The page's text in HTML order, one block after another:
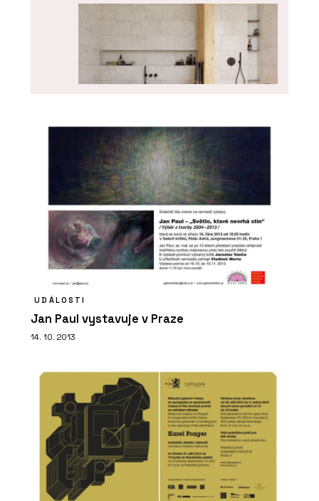
PRODUKTY
Série keramických obkladů PINO -
RAKO
Plzeňské nádraží prošlo rekonstrukcí
a stává se moderním dopravním uzlem
UDÁLOSTI
Jan Paul vystavuje v Praze
14. 10. 2013